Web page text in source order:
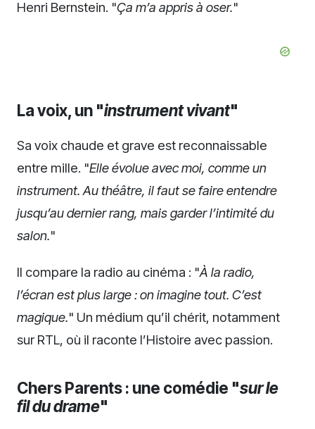
Henri Bernstein. "Ça m’a appris à oser."
La voix, un "instrument vivant"
Sa voix chaude et grave est reconnaissable
entre mille. "Elle évolue avec moi, comme un
instrument. Au théâtre, il faut se faire entendre
jusqu’au dernier rang, mais garder l’intimité du
salon."
Il compare la radio au cinéma : "À la radio,
l’écran est plus large : on imagine tout. C’est
magique." Un médium qu’il chérit, notamment
sur RTL, où il raconte l’Histoire avec passion.
Chers Parents : une comédie "sur le
fil du drame"